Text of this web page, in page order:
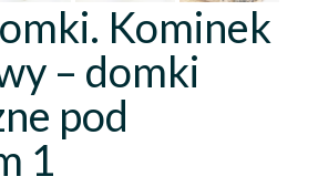
Kominek
– domki
pod
1